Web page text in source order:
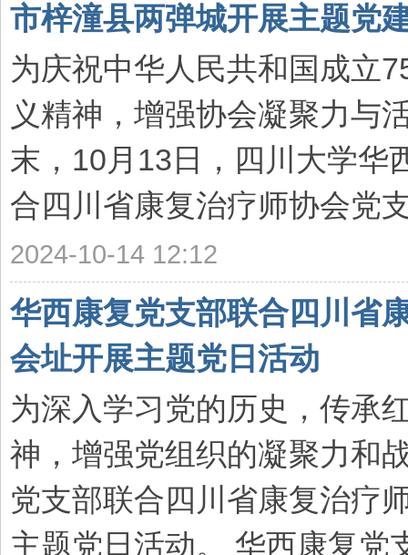
市梓潼县两弹城开展主题党
为庆祝中华人民共和国成立
义精神，增强协会凝聚力与
末，10月13日，四川大学华
合四川省康复治疗师协会党
2024-10-14 12:12
华西康复党支部联合四川省
会址开展主题党日活动
为深入学习党的历史，传承
神，增强党组织的凝聚力和
党支部联合四川省康复治疗
主题党日活动。 华西康复党